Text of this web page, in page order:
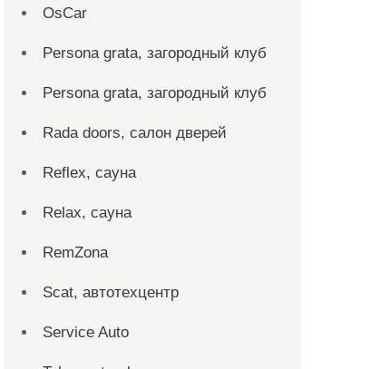
OsCar
Persona grata, загородный клуб
Persona grata, загородный клуб
Rada doors, салон дверей
Reflex, сауна
Relax, сауна
RemZona
Scat, автотехцентр
Service Auto